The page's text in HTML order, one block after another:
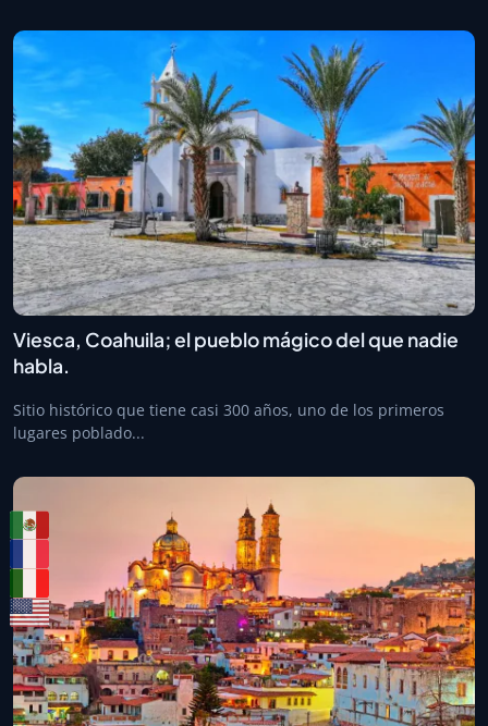
Viesca, Coahuila; el pueblo mágico del que nadie
habla.
Sitio histórico que tiene casi 300 años, uno de los primeros
lugares poblado...